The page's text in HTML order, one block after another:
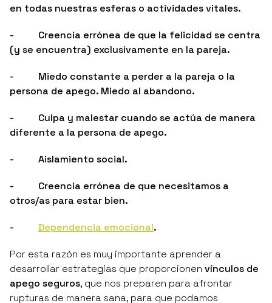
en todas nuestras esferas o actividades vitales.
- Creencia errónea de que la felicidad se centra
(y se encuentra) exclusivamente en la pareja.
- Miedo constante a perder a la pareja o la
persona de apego. Miedo al abandono.
- Culpa y malestar cuando se actúa de manera
diferente a la persona de apego.
- Aislamiento social.
- Creencia errónea de que necesitamos a
otros/as para estar bien.
- Dependencia emocional.
Por esta razón es muy importante aprender a
desarrollar estrategias que proporcionen vínculos de
apego seguros, que nos preparen para afrontar
rupturas de manera sana, para que podamos